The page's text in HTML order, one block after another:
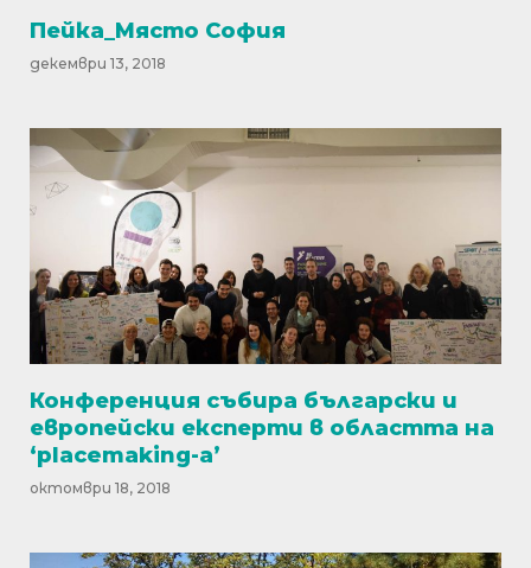
Пейка_Място София
декември 13, 2018
Конференция събира български и
европейски експерти в областта на
‘placemaking-a’
октомври 18, 2018